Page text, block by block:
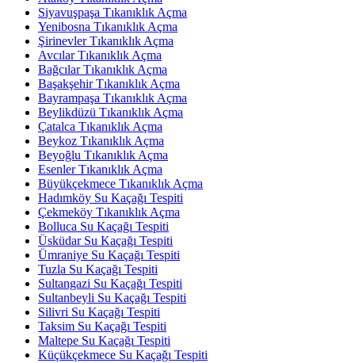
Siyavuşpaşa Tıkanıklık Açma
Yenibosna Tıkanıklık Açma
Şirinevler Tıkanıklık Açma
Avcılar Tıkanıklık Açma
Bağcılar Tıkanıklık Açma
Başakşehir Tıkanıklık Açma
Bayrampaşa Tıkanıklık Açma
Beylikdüzü Tıkanıklık Açma
Çatalca Tıkanıklık Açma
Beykoz Tıkanıklık Açma
Beyoğlu Tıkanıklık Açma
Esenler Tıkanıklık Açma
Büyükçekmece Tıkanıklık Açma
Hadımköy Su Kaçağı Tespiti
Çekmeköy Tıkanıklık Açma
Bolluca Su Kaçağı Tespiti
Üsküdar Su Kaçağı Tespiti
Ümraniye Su Kaçağı Tespiti
Tuzla Su Kaçağı Tespiti
Sultangazi Su Kaçağı Tespiti
Sultanbeyli Su Kaçağı Tespiti
Silivri Su Kaçağı Tespiti
Taksim Su Kaçağı Tespiti
Maltepe Su Kaçağı Tespiti
Küçükçekmece Su Kaçağı Tespiti